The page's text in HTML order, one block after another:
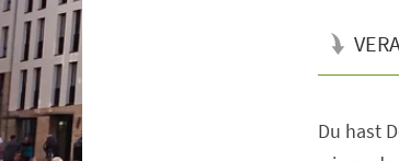
Du hast